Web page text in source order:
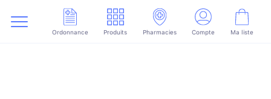
Ordonnance Produits Pharmacies Compte Ma liste